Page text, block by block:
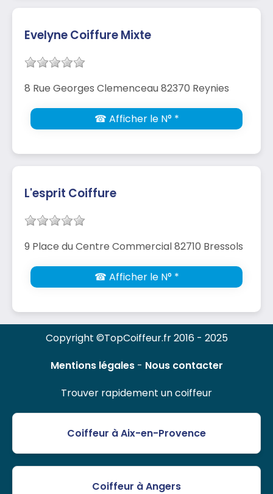
Evelyne Coiffure Mixte
8 Rue Georges Clemenceau 82370 Reynies
☎ Afficher le N° *
L'esprit Coiffure
9 Place du Centre Commercial 82710 Bressols
☎ Afficher le N° *
Copyright ©TopCoiffeur.fr 2016 - 2025
Mentions légales- Nous contacter
Trouver rapidement un coiffeur
Coiffeur à Aix-en-Provence
Coiffeur à Angers